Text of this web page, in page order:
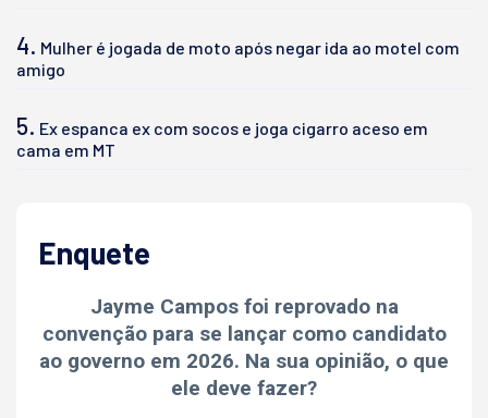
4. Mulher é jogada de moto após negar ida ao motel com
amigo
5. Ex espanca ex com socos e joga cigarro aceso em
cama em MT
Enquete
Jayme Campos foi reprovado na
convenção para se lançar como candidato
ao governo em 2026. Na sua opinião, o que
ele deve fazer?